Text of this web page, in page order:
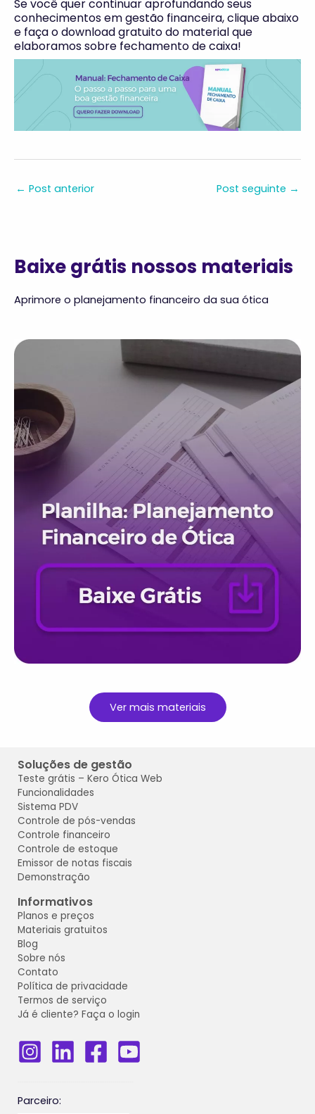
Se você quer continuar aprofundando seus
conhecimentos em gestão financeira, clique abaixo
e faça o download gratuito do material que
elaboramos sobre fechamento de caixa!
← Post anterior Post seguinte →
Baixe grátis nossos materiais
Aprimore o planejamento financeiro da sua ótica
Ver mais materiais
Soluções de gestão
Teste grátis – Kero Ótica Web
Funcionalidades
Sistema PDV
Controle de pós-vendas
Controle financeiro
Controle de estoque
Emissor de notas fiscais
Demonstração
Informativos
Planos e preços
Materiais gratuitos
Blog
Sobre nós
Contato
Política de privacidade
Termos de serviço
Já é cliente? Faça o login
Parceiro: